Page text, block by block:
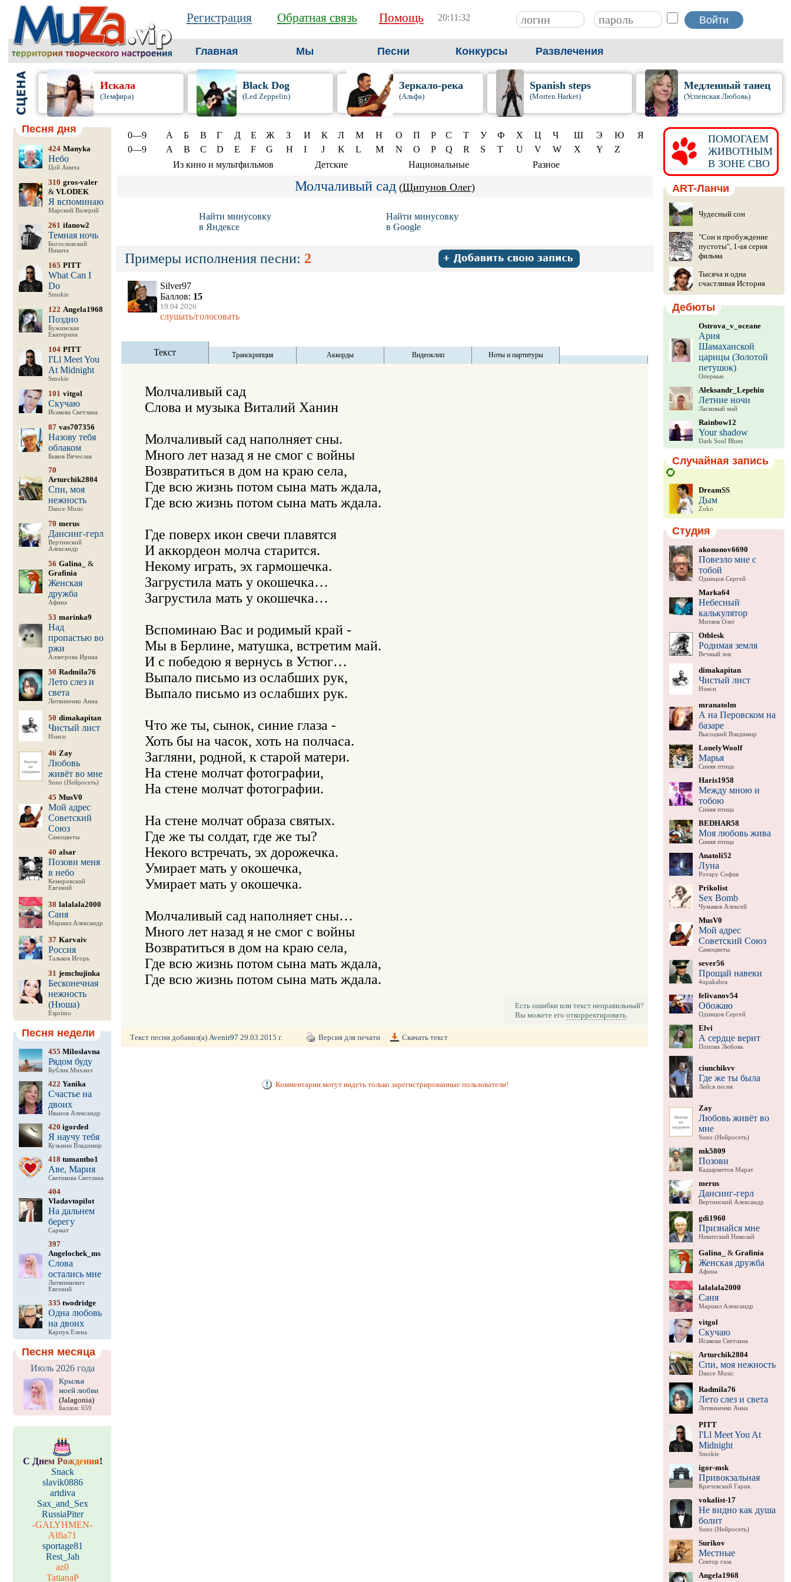
Регистрация Обратная связь Помощь 20:11:33
Главная Мы Песни Конкурсы Развлечения
Искала
(Земфира)
Black Dog
(Led Zeppelin)
Зеркало-река
(Альфа)
Spanish steps
(Morten Harket)
Медленный танец
(Успенская Любовь)
Песня дня
424 Manyka
Небо
Цой Анита
310 gros-valer
& VLODEK
Я вспоминаю
Марский Валерий
261 ifanow2
Темная ночь
Богословский
Никита
165 PITT
What Can I
Do
Smokie
122 Angela1968
Поздно
Бужинская
Екатерина
104 PITT
I'Ll Meet You
At Midnight
Smokie
101 vitgol
Скучаю
Исакова Светлана
87 vas707356
Назову тебя
облаком
Быков Вячеслав
70
Arturchik2804
Спи, моя
нежность
Dance Music
70 merus
Дансинг-герл
Вертинский
Александр
56 Galina_
&
Grafinia
Женская
дружба
Афина
53 marinka9
Над
пропастью во
ржи
Аллегрова Ирина
50 Radmila76
Лето слез и
света
Литвиненко Анна
50 dimakapitan
Чистый лист
Нэнси
46 Zay
Любовь
живёт во мне
Suno (Нейросеть)
45 MusV0
Мой адрес
Советский
Союз
Самоцветы
40 alsar
Позови меня
в небо
Кемеровский
Евгений
38 lalalala2000
Саня
Маршал Александр
37 Karvaiv
Россия
Тальков Игорь
31 jemchujinka
Бесконечная
нежность
(Нюша)
Esprimo
Песня недели
455 Miloslavna
Рядом буду
Бублик Михаил
422 Yanika
Счастье на
двоих
Иванов Александр
420 igorded
Я научу тебя
Кузьмин Владимир
418 tumantho1
Аве, Мария
Светикова Светлана
404
Vladavtopilot
На дальнем
берегу
Сармат
397
Angelochek_ms
Слова
остались мне
Литвинкович
Евгений
335 twodridge
Одна любовь
на двоих
Карпук Елена
Песня месяца
Июль 2026 года
Крылья
моей любви
(Jalagonia)
Баллов: 659
С Днем Рождения!
Snack
slavik0886
artdiva
Sax_and_Sex
RussiaPiter
-GALYHMEN-
Alfia71
sportage81
Rest_Jah
az0
TatianaP
0—9 А Б В Г Д Е Ж З И К Л М Н О П Р С Т У Ф Х Ц Ч Ш Э Ю
Я
0—9
A B C D E F G H I J K L M N O P Q R S T U V W X Y
Z
Из кино и мультфильмов
Детские Национальные Разное
Молчаливый сад(Щипунов Олег)
Найти минусовку
в Яндексе
Найти минусовку
в Google
Примеры исполнения песни: 2
Silver97
Баллов: 15
19.04.2026
слушать/голосовать
Текст Транскрипция Аккорды Видеоклип Ноты и партитуры
Молчаливый сад
Слова и музыка Виталий Ханин
Молчаливый сад наполняет сны.
Много лет назад я не смог с войны
Возвратиться в дом на краю села,
Где всю жизнь потом сына мать ждала,
Где всю жизнь потом сына мать ждала.
Где поверх икон свечи плавятся
И аккордеон молча старится.
Некому играть, эх гармошечка.
Загрустила мать у окошечка…
Загрустила мать у окошечка…
Вспоминаю Вас и родимый край -
Мы в Берлине, матушка, встретим май.
И с победою я вернусь в Устюг…
Выпало письмо из ослабших рук,
Выпало письмо из ослабших рук.
Что же ты, сынок, синие глаза -
Хоть бы на часок, хоть на полчаса.
Загляни, родной, к старой матери.
На стене молчат фотографии,
На стене молчат фотографии.
На стене молчат образа святых.
Где же ты солдат, где же ты?
Некого встречать, эх дорожечка.
Умирает мать у окошечка,
Умирает мать у окошечка.
Молчаливый сад наполняет сны…
Много лет назад я не смог с войны
Возвратиться в дом на краю села,
Где всю жизнь потом сына мать ждала,
Есть ошибки или текст неправильный?
Вы можете его откорректировать.
Текст песни добавил(а) Avenir97 29.03.2015 г. Версия для печати Скачать текст
Комментарии могут видеть только зарегистрированные пользователи!
ПОМОГАЕМ
ЖИВОТНЫМ
В ЗОНЕ СВО
ART-Ланчи
Чудесный сон
"Сон и пробуждение
пустоты", 1-ая серия
фильма
Тысяча и одна
счастливая История
Дебюты
Ostrova_v_oceane
Ария
Шамаханской
царицы (Золотой
петушок)
Оперные
Aleksandr_Lepehin
Летние ночи
Ласковый май
Rainbow12
Your shadow
Dark Soul Blues
Случайная запись
DreamSS
Дым
Zuko
Студия
akononov6690
Повезло мне с
тобой
Одинцов Сергей
Marka64
Небесный
калькулятор
Митяев Олег
Otblesk
Родимая земля
Вечный зов
dimakapitan
Чистый лист
Нэнси
mranatolm
А на Перовском на
базаре
Высоцкий Владимир
LonelyWoolf
Марья
Синяя птица
Haris1958
Между мною и
тобою
Синяя птица
BEDHAR58
Моя любовь жива
Синяя птица
Anatoli52
Луна
Ротару София
Prikolist
Sex Bomb
Чумаков Алексей
MusV0
Мой адрес
Советский Союз
Самоцветы
sever56
Прощай навеки
4upakabra
felivanov54
Обожаю
Одинцов Сергей
Elvi
А сердце верит
Попова Любовь
ciunchikvv
Где же ты была
Лейся песня
Zay
Любовь живёт во
мне
Suno (Нейросеть)
mk5809
Позови
Кадырметов Марат
merus
Дансинг-герл
Вертинский Александр
gdi1960
Признайся мне
Никитский Николай
Galina_ & Grafinia
Женская дружба
Афина
lalalala2000
Саня
Маршал Александр
vitgol
Скучаю
Исакова Светлана
Arturchik2804
Спи, моя нежность
Dance Music
Radmila76
Лето слез и света
Литвиненко Анна
PITT
I'Ll Meet You At
Midnight
Smokie
igor-msk
Привокзальная
Кричевский Гарик
vokalist-17
Не видно как душа
болит
Suno (Нейросеть)
Surikov
Местные
Сектор газа
Angela1968